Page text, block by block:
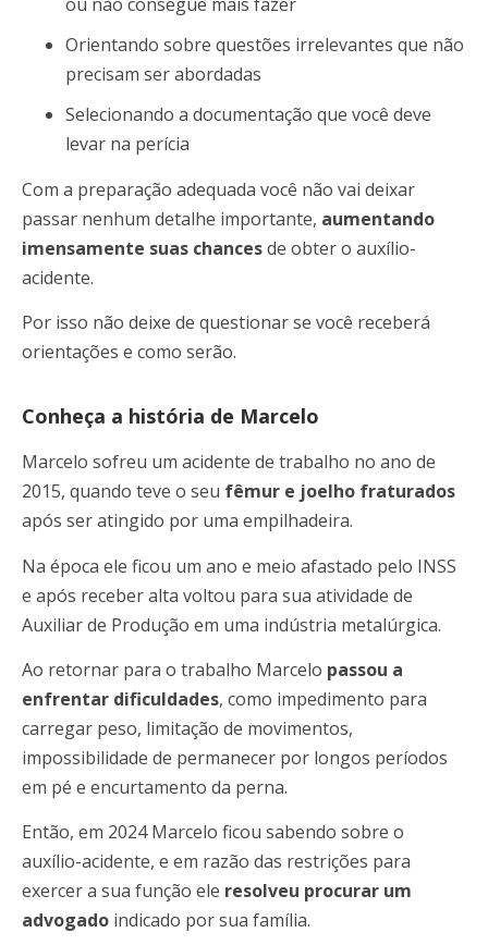
ou não consegue mais fazer
Orientando sobre questões irrelevantes que não
precisam ser abordadas
Selecionando a documentação que você deve
levar na perícia
Com a preparação adequada você não vai deixar
passar nenhum detalhe importante, aumentando
imensamente suas chancesde obter o auxílio-
acidente.
Por isso não deixe de questionar se você receberá
orientações e como serão.
Conheça a história de Marcelo
Marcelo sofreu um acidente de trabalho no ano de
2015, quando teve o seu fêmur e joelho fraturados
após ser atingido por uma empilhadeira.
Na época ele ficou um ano e meio afastado pelo INSS
e após receber alta voltou para sua atividade de
Auxiliar de Produção em uma indústria metalúrgica.
Ao retornar para o trabalho Marcelo passou a
enfrentar dificuldades, como impedimento para
carregar peso, limitação de movimentos,
impossibilidade de permanecer por longos períodos
em pé e encurtamento da perna.
Então, em 2024 Marcelo ficou sabendo sobre o
auxílio-acidente, e em razão das restrições para
exercer a sua função ele resolveu procurar um
advogado indicado por sua família.